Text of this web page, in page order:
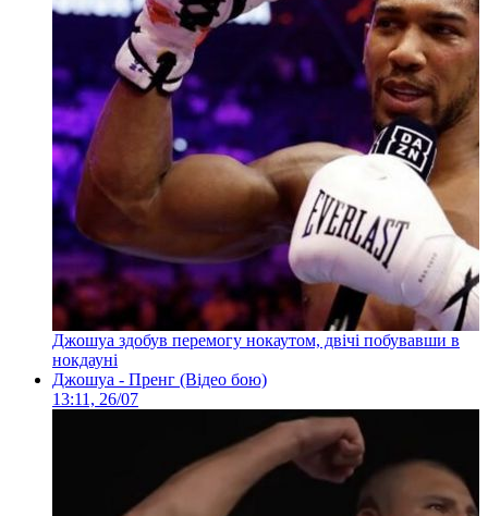
Джошуа здобув перемогу нокаутом, двічі побувавши в
нокдауні
Джошуа - Пренг (Відео бою)
13:11, 26/07